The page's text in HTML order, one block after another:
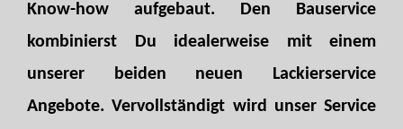
Know-how aufgebaut. Den Bauservice
kombinierst Du idealerweise mit einem
unserer beiden neuen Lackierservice
Angebote. Vervollständigt wird unser Service